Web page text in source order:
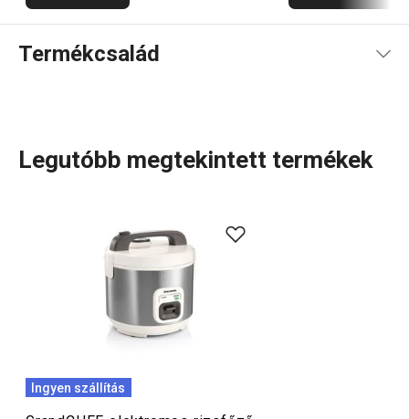
Termékcsalád
széles választéka tökéletesen illeszkedik
mind a hagyományos, mind a modern konyhák stílusához.
Ezt a termékcsaládot az egységes dizájn és a teljesen
rozsdamentes vagy fémszerkezet jellemzi, minimális
műanyag felhasználásával. Az edények között nemcsak
találhatók, hanem megbízható
megfelelnek a legmagasabb elvárásoknak. A GrandCHEF
Legutóbb megtekintett termékek
Ingyen szállítás